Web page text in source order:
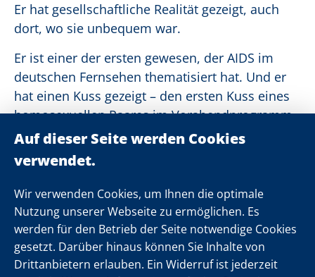
Wir verwenden Cookies, um Ihnen die optimale
Nutzung unserer Webseite zu ermöglichen. Es
werden für den Betrieb der Seite notwendige Cookies
gesetzt. Darüber hinaus können Sie Inhalte von
Drittanbietern erlauben. Ein Widerruf ist jederzeit
Er hat gesellschaftliche Realität gezeigt, auch
dort, wo sie unbequem war.
Er ist einer der ersten gewesen, der AIDS im
deutschen Fernsehen thematisiert hat. Und er
hat einen Kuss gezeigt – den ersten Kuss eines
homosexuellen Paares im Vorabendprogramm.
Das ist mutig gewesen. Und das hat gesessen.
„Lindenstraße“ angepackt hat. Er hat Nachwuchs
gefördert, er war Gründungsmitglied der
Deutschen Filmakademie und hat die Filmkultur
in Deutschland aktiv mitgestaltet.